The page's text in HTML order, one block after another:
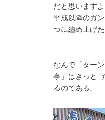
だと思いますよ
平成以降のガ
つに纏め上げ
なんで「ター
亭」はきっと
るのである。